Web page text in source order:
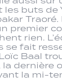
les buts de
premier
rien.
se fait
Baal
dernière
la mi-